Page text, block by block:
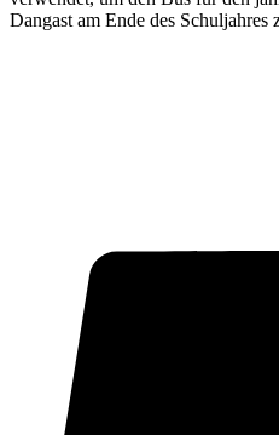
Dangast am Ende des Schuljahres